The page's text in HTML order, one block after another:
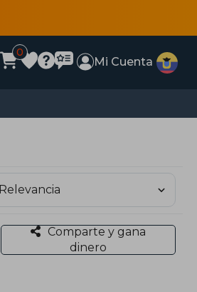
0
Mi Cuenta
Comparte y gana
dinero